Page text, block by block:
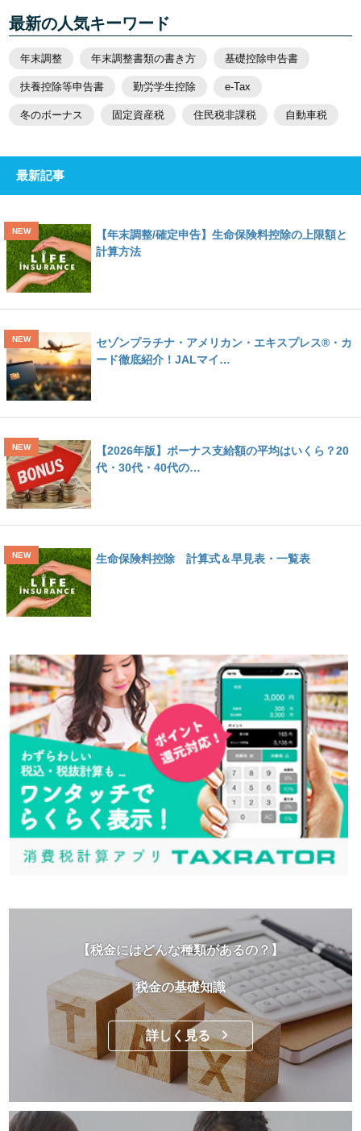
最新の人気キーワード
年末調整 年末調整書類の書き方 基礎控除申告書
扶養控除等申告書 勤労学生控除 e-Tax
冬のボーナス 固定資産税 住民税非課税 自動車税
最新記事
【年末調整/確定申告】生命保険料控除の上限額と
計算方法
セゾンプラチナ・アメリカン・エキスプレス®・カ
ード徹底紹介！JALマイ…
【2026年版】ボーナス支給額の平均はいくら？20
代・30代・40代の…
生命保険料控除 計算式＆早見表・一覧表
【税金にはどんな種類があるの？】
税金の基礎知識
詳しく見る